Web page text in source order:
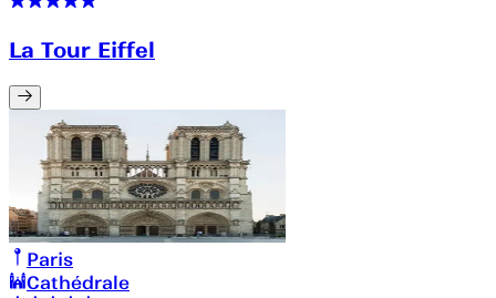
La Tour Eiffel
Paris
Cathédrale